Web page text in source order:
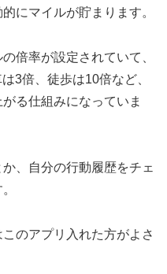
にマイルが貯まります。
倍率が設定されていて、
3倍、徒歩は10倍など、
る仕組みになっていま
、自分の行動履歴をチェ
のアプリ入れた方がよさ